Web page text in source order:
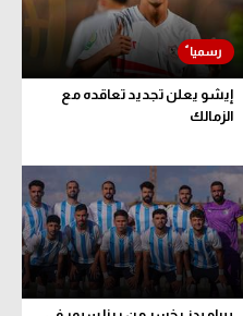
إيشو يعلن تجديد تعاقده مع
الزمالك